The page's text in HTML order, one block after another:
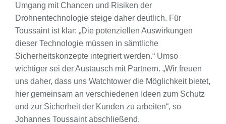
Umgang mit Chancen und Risiken der
Drohnentechnologie steige daher deutlich. Für
Toussaint ist klar: „Die potenziellen Auswirkungen
dieser Technologie müssen in sämtliche
Sicherheitskonzepte integriert werden.“ Umso
wichtiger sei der Austausch mit Partnern. „Wir freuen
uns daher, dass uns Watchtower die Möglichkeit bietet,
hier gemeinsam an verschiedenen Ideen zum Schutz
und zur Sicherheit der Kunden zu arbeiten“, so
Johannes Toussaint abschließend.